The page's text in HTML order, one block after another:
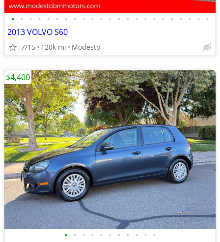
• • • • • • • • • • • • • • • • • • • • • • •
2013 VOLVO S60
7/15 120k mi Modesto
• • • • • • • • • • •
$4,400